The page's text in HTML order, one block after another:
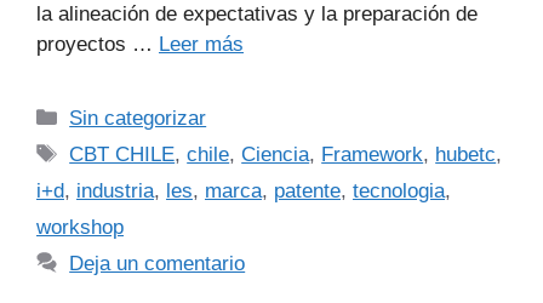
la alineación de expectativas y la preparación de
proyectos … Leer más
Sin categorizar
CBT CHILE,chile,Ciencia, Framework, hubetc,
i+d, industria, les, marca, patente, tecnologia,
workshop
Deja un comentario